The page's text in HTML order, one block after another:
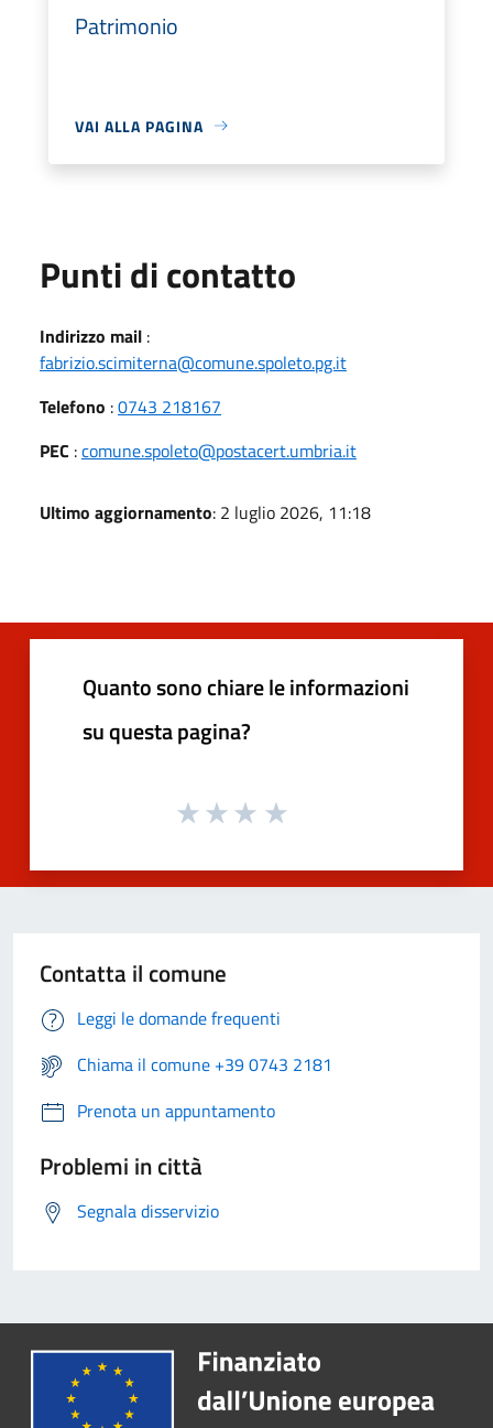
Patrimonio
VAI ALLA PAGINA
Punti di contatto
Indirizzo mail :
fabrizio.scimiterna@comune.spoleto.pg.it
Telefono :0743 218167
PEC :comune.spoleto@postacert.umbria.it
Ultimo aggiornamento: 2 luglio 2026, 11:18
Quanto sono chiare le informazioni
su questa pagina?
Contatta il comune
Leggi le domande frequenti
Chiama il comune +39 0743 2181
Prenota un appuntamento
Problemi in città
Segnala disservizio